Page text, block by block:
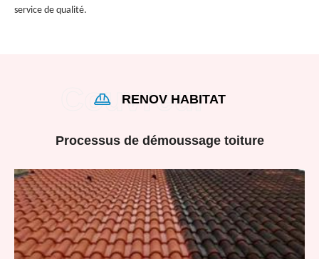
service de qualité.
RENOV HABITAT
Processus de démoussage toiture